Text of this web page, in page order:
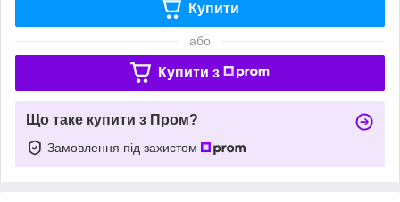
Купити
або
Купити з
Що таке купити з Пром?
Замовлення під захистом